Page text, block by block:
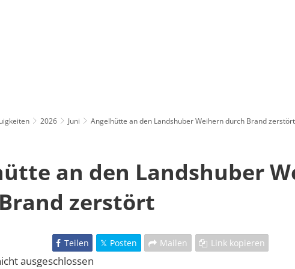
2026 Juni Angelhütte an den Landshuber Weihern durch Brand zerstört
an den Landshuber
zerstört
Teilen Posten Mailen Link kopieren
ausgeschlossen